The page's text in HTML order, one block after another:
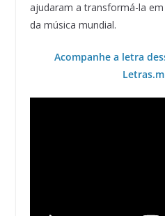
ajudaram a transformá-la
da música mundial.
Acompanhe a letra